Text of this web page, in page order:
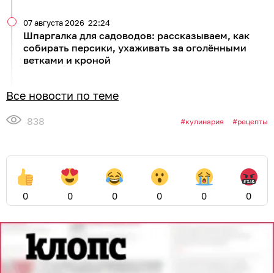
Шпаргалка для садоводов: рассказываем, как
собирать персики, ухаживать за оголёнными
ветками и кроной
07 августа 2026 22:24
Все новости по теме
838 кулинария рецепты
0 0 0 0 0 0